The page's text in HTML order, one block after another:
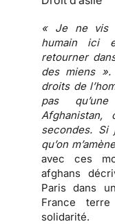
« Je ne vis
humain ici
retourner
des miens
droits de
pas
secondes. Si
qu’on
avec ces
afghans
Paris dans
France
solidarité.